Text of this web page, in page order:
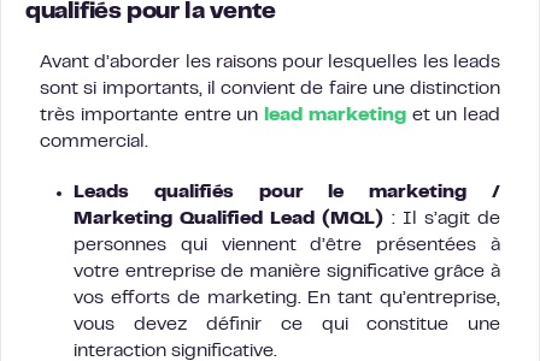
qualifiés pour la vente
Avant d’aborder les raisons pour lesquelles les leads
sont si importants, il convient de faire une distinction
très importante entre un
lead marketinget un lead
commercial.
Leads qualifiés pour le marketing /
Marketing Qualified Lead (MQL) : Il s’agit de
personnes qui viennent d’être présentées à
votre entreprise de manière significative grâce à
vos efforts de marketing. En tant qu’entreprise,
vous devez définir ce qui constitue une
interaction significative.